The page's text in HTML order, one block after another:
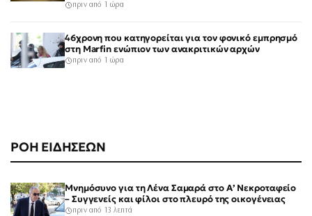
ΡΟΗ ΕΙΔΗΣΕΩΝ
Μνημόσυνο για τη Λένα Σαμαρά στο Α’ Νεκροταφείο
– Συγγενείς και φίλοι στο πλευρό της οικογένειας
πριν από 13 λεπτά
πριν από 1 ώρα
46χρονη που κατηγορείται για τον φονικό εμπρησμό
στη Marfin ενώπιον των ανακριτικών αρχών
πριν από 1 ώρα